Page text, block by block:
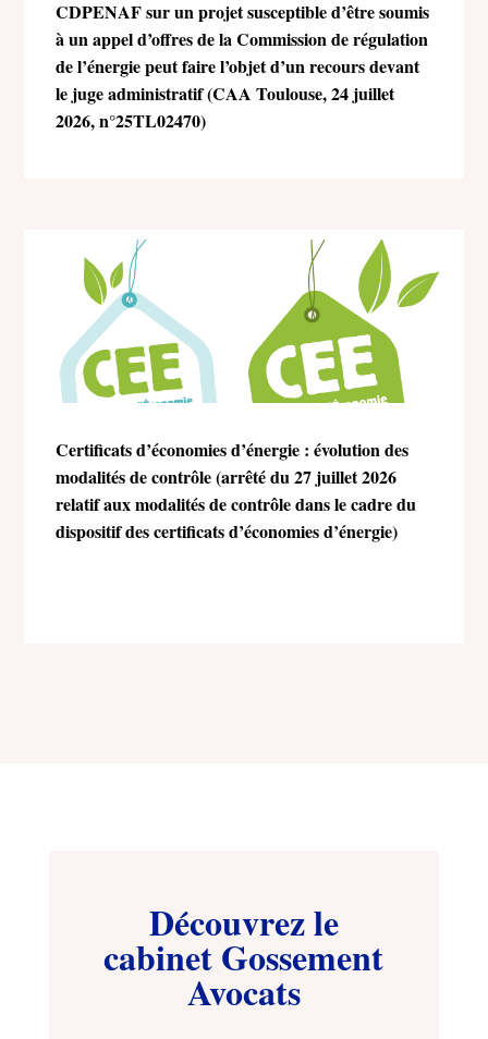
CDPENAF sur un projet susceptible d’être soumis
à un appel d’offres de la Commission de régulation
de l’énergie peut faire l’objet d’un recours devant
le juge administratif (CAA Toulouse, 24 juillet
2026, n°25TL02470)
Certificats d’économies d’énergie : évolution des
modalités de contrôle (arrêté du 27 juillet 2026
relatif aux modalités de contrôle dans le cadre du
dispositif des certificats d’économies d’énergie)
Découvrez le
cabinet Gossement
Avocats